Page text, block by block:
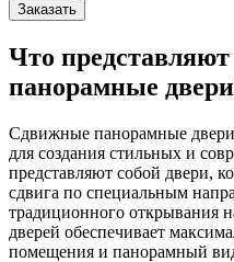
Заказать
Что
панорамные
Сдвижные панорамные
для создания стильных и
представляют собой двери,
сдвига по специальным
традиционного открывания
дверей обеспечивает
помещения и панорамный